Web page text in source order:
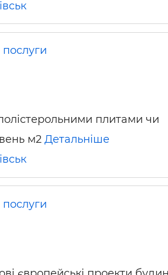
Резюме
послуги
плитами чи
м2 Детальніше
послуги